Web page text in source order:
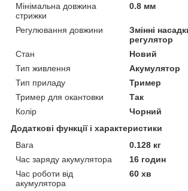
Мінімальна довжина
стрижки
0.8 мм
Регулювання довжини
Змінні
регулятор
Стан
Новий
Тип живлення
Акумулятор
Тип приладу
Тример
Тример для окантовки
Так
Колір
Чорний
Додаткові функції і характеристики
Вага
0.128 кг
Час заряду акумулятора
16 годин
Час роботи від
акумулятора
60 хв